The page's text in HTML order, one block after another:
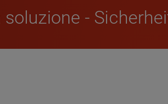
soluzione -